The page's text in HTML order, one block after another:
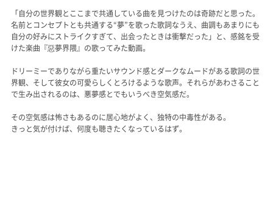
「自分の世界観とここまで共通している曲を見つけたのは奇跡だと思った。
名前とコンセプトとも共通する“夢”を歌った歌詞なうえ、曲調もあまりにも
自分の好みにストライクすぎて、出会ったときは衝撃だった」と、感銘を受
けた楽曲『惡夢界隈』の歌ってみた動画。
ドリーミーでありながら重たいサウンド感とダークなムードがある歌詞の世
界観、そして彼女の可愛らしくとろけるような歌声。それらがあわさること
で生み出されるのは、悪夢感とでもいうべき空気感だ。
その空気感は怖さもあるのに居心地がよく、独特の中毒性がある。
きっと気が付けば、何度も聴きたくなっているはず。